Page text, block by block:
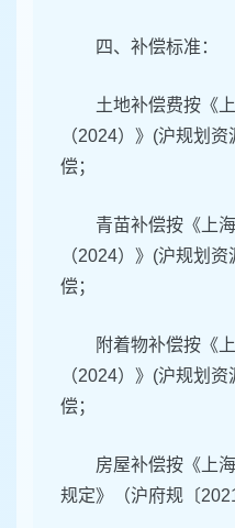
四、补偿标准：
土地补偿费按《
（2024）》(沪规划
偿；
青苗补偿按《上
（2024）》(沪规划
偿；
附着物补偿按《
（2024）》(沪规划
偿；
房屋补偿按《上
规定》（沪府规〔